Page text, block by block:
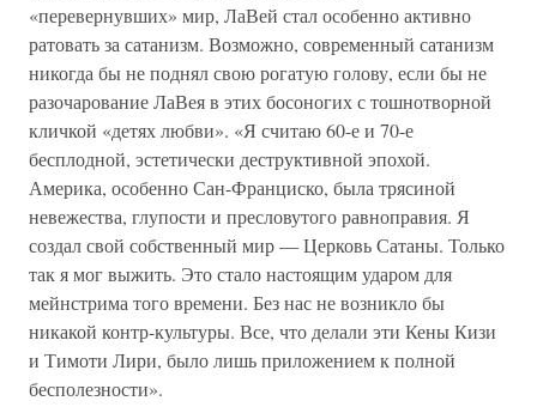
«перевернувших» мир, ЛаВей стал особенно активно
ратовать за сатанизм. Возможно, современный сатанизм
никогда бы не поднял свою рогатую голову, если бы не
разочарование ЛаВея в этих босоногих с тошнотворной
кличкой «детях любви». «Я считаю 60-е и 70-е
бесплодной, эстетически деструктивной эпохой.
Америка, особенно Сан-Франциско, была трясиной
невежества, глупости и пресловутого равноправия. Я
создал свой собственный мир — Церковь Сатаны. Только
так я мог выжить. Это стало настоящим ударом для
мейнстрима того времени. Без нас не возникло бы
никакой контр-культуры. Все, что делали эти Кены Кизи
и Тимоти Лири, было лишь приложением к полной
бесполезности».